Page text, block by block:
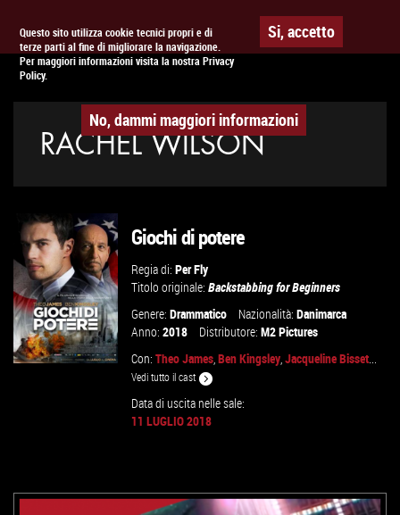
Questo sito utilizza cookie tecnici propri e di
terze parti al fine di migliorare la navigazione.
Per maggiori informazioni visita la nostra Privacy
Policy.
Si, accetto
No, dammi maggiori informazioni
APPUNTAMENTO AL CINEMA
RACHEL WILSON
Giochi di potere
Regia di:Per Fly
Titolo originale:Backstabbing for Beginners
Genere:Drammatico Nazionalità:Danimarca
Anno:2018 Distributore:M2 Pictures
Con:Theo James,Ben Kingsley,Jacqueline Bisset...
Vedi tutto il cast
Data di uscita nelle sale:
11 LUGLIO 2018